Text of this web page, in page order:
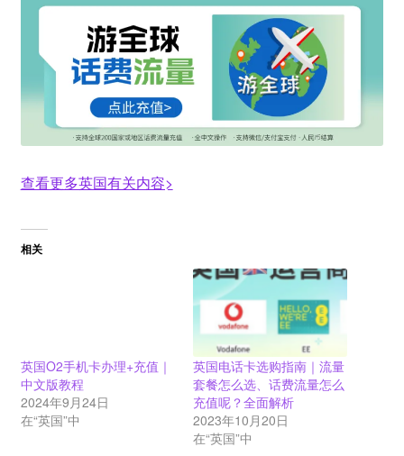
查看更多英国有关内容>
相关
英国O2手机卡办理+充值｜
中文版教程
2024年9月24日
在“英国”中
英国电话卡选购指南｜流量
套餐怎么选、话费流量怎么
充值呢？全面解析
2023年10月20日
在“英国”中